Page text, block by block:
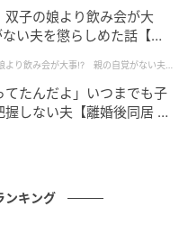
職種のスタッフたち
えるんだとか。
人に“げんなり”
双子の娘より飲み会が大
い夫を懲らしめた話【第1
より飲み会が大事!? 親の自覚がない夫を
てたんだよ」いつまでも子
しない夫【離婚後同居 Vo
ンキング